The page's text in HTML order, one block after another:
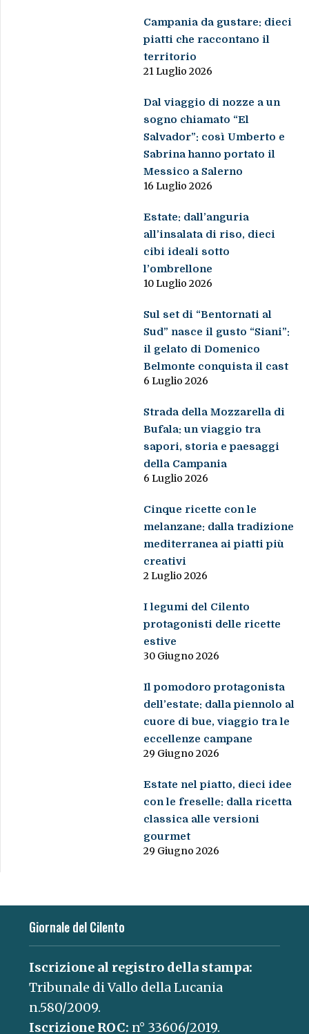
Campania da gustare: dieci
piatti che raccontano il
territorio
21 Luglio 2026
Dal viaggio di nozze a un
sogno chiamato “El
Salvador”: così Umberto e
Sabrina hanno portato il
Messico a Salerno
16 Luglio 2026
Estate: dall’anguria
all’insalata di riso, dieci
cibi ideali sotto
l’ombrellone
10 Luglio 2026
Sul set di “Bentornati al
Sud” nasce il gusto “Siani”:
il gelato di Domenico
Belmonte conquista il cast
6 Luglio 2026
Strada della Mozzarella di
Bufala: un viaggio tra
sapori, storia e paesaggi
della Campania
6 Luglio 2026
Cinque ricette con le
melanzane: dalla tradizione
mediterranea ai piatti più
creativi
2 Luglio 2026
I legumi del Cilento
protagonisti delle ricette
estive
30 Giugno 2026
Il pomodoro protagonista
dell’estate: dalla piennolo al
cuore di bue, viaggio tra le
eccellenze campane
29 Giugno 2026
Estate nel piatto, dieci idee
con le freselle: dalla ricetta
classica alle versioni
gourmet
29 Giugno 2026
Giornale del Cilento
Iscrizione al registro della stampa:
Tribunale di Vallo della Lucania
n.580/2009.
Iscrizione ROC: n° 33606/2019.